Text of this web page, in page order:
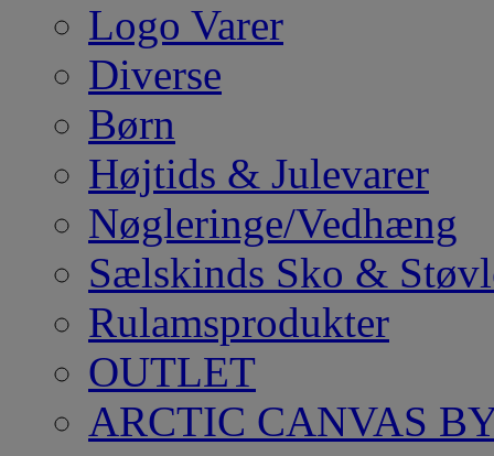
Logo Varer
Diverse
Børn
Højtids & Julevarer
Nøgleringe/Vedhæng
Sælskinds Sko &
Rulamsprodukter
OUTLET
ARCTIC CANVAS